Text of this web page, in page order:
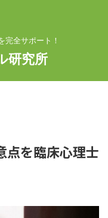
完全サポート！
研究所
点を臨床心理士